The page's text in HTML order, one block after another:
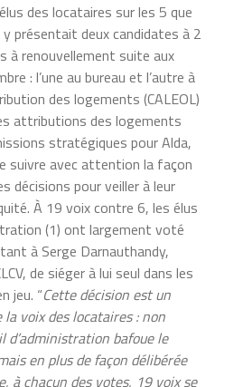
des locataires sur les 5 que
y présentait deux candidates à 2
à renouvellement suite aux
: l’une au bureau et l’autre à
des logements (CALEOL)
attributions des logements
stratégiques pour Alda,
suivre avec attention la façon
décisions pour veiller à leur
À 19 voix contre 6, les élus
(1) ont largement voté
à Serge Darnauthandy,
de siéger à lui seul dans les
jeu. “Cette décision est un
voix des locataires : non
d’administration bafoue le
en plus de façon délibérée
à chacun des votes, 19 voix se